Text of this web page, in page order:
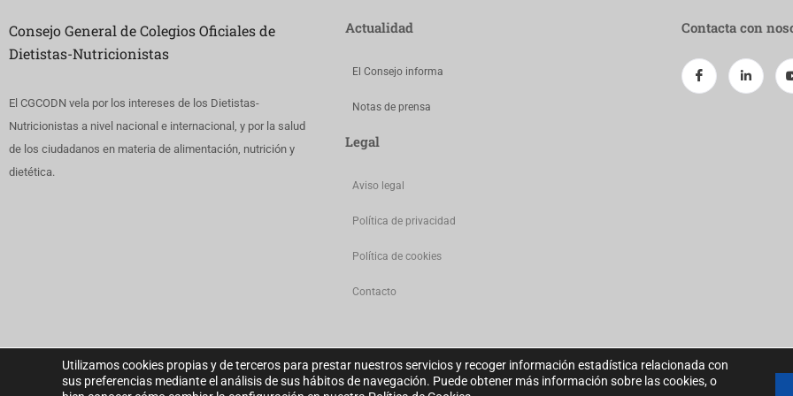
Consejo General de Colegios Oficiales de
Dietistas-Nutricionistas
El CGCODN vela por los intereses de los Dietistas-
Nutricionistas a nivel nacional e internacional, y por la salud
de los ciudadanos en materia de alimentación, nutrición y
dietética.
Actualidad
El Consejo informa
Notas de prensa
Legal
Aviso legal
Política de privacidad
Política de cookies
Contacto
Contacta con
Utilizamos cookies propias y de terceros para prestar nuestros servicios y recoger información estadística relacionada con
sus preferencias mediante el análisis de sus hábitos de navegación. Puede obtener más información sobre las cookies, o